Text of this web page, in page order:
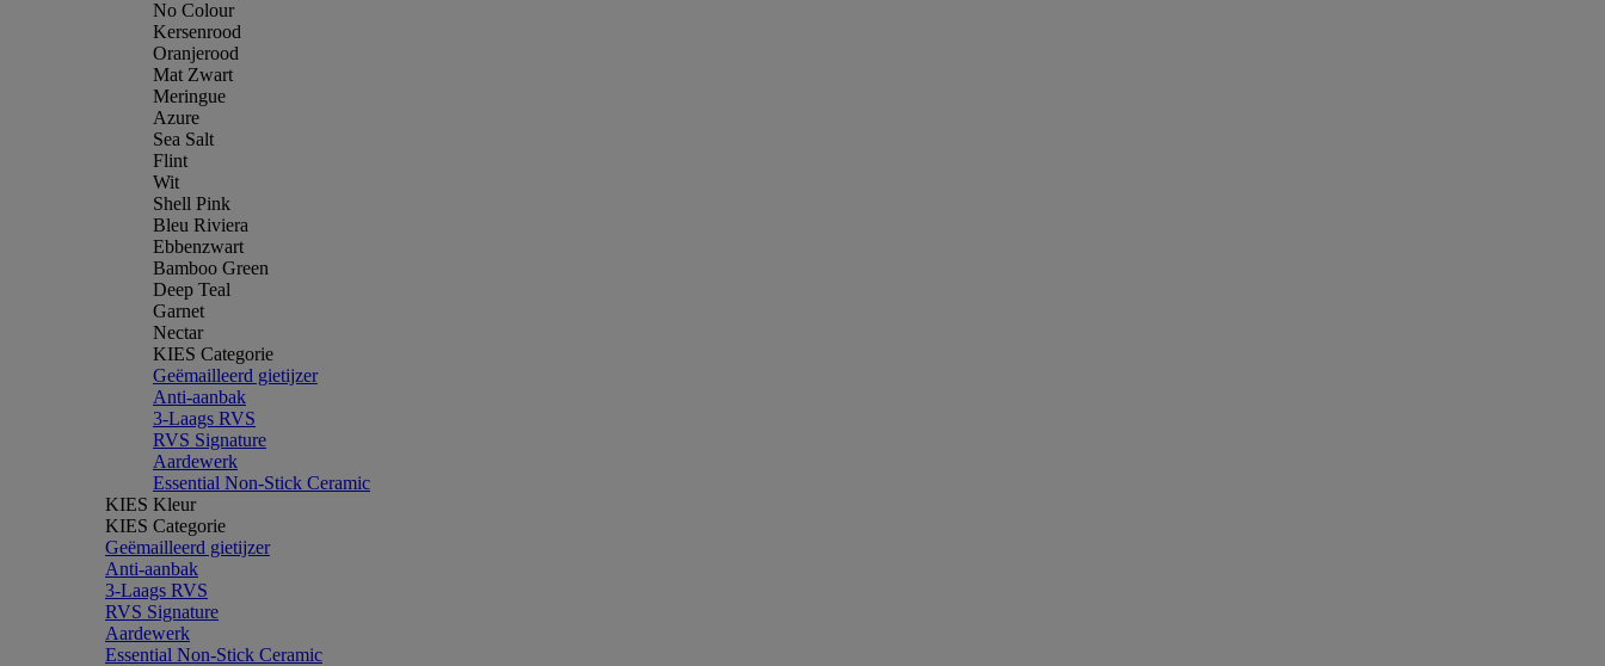
No Colour
Kersenrood
Oranjerood
Mat Zwart
Meringue
Azure
Sea Salt
Flint
Wit
Shell Pink
Bleu Riviera
Ebbenzwart
Bamboo Green
Deep Teal
Garnet
Nectar
KIES Categorie
Geëmailleerd gietijzer
Anti-aanbak
3-Laags RVS
RVS Signature
Aardewerk
Essential Non-Stick Ceramic
KIES Kleur
KIES Categorie
Geëmailleerd gietijzer
Anti-aanbak
3-Laags RVS
RVS Signature
Aardewerk
Essential Non-Stick Ceramic